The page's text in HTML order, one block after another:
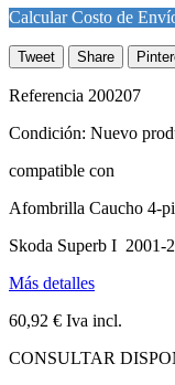
Calcular Costo de
Tweet Share
Referencia 200207
Condición: Nuevo
compatible con
Afombrilla Caucho 4-
Skoda Superb I 2001-
Más detalles
60,92 € Iva incl.
CONSULTAR